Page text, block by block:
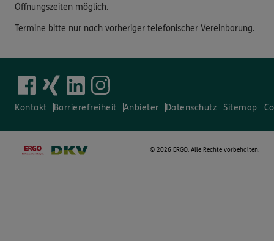
Öffnungszeiten möglich.
Termine bitte nur nach vorheriger telefonischer Vereinbarung.
Kontakt Barrierefreiheit Anbieter Datenschutz Sitemap
© 2026 ERGO. Alle Rechte vorbehalten.